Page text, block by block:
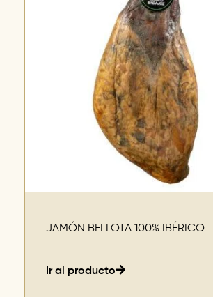
JAMÓN BELLOTA 100% IBÉRICO
Ir al producto